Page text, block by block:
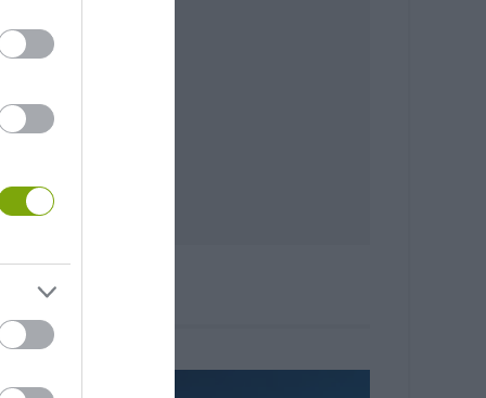
NÖVÉNYVILÁG